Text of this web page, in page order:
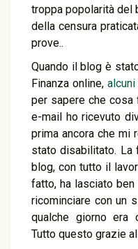
troppa popolarità del
della censura
prove..
Quando il blog è
Finanza online,
per sapere che
e-mail ho ricevuto
prima ancora che mi
stato disabilitato. La
blog, con tutto il
fatto, ha lasciato
ricominciare con un
qualche giorno
Tutto questo grazie